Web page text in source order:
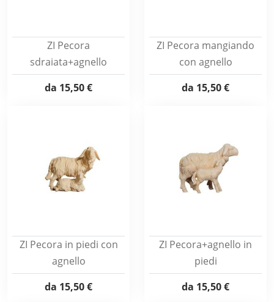
ZI Pecora
sdraiata+agnello
da 15,50 €
ZI Pecora mangiando
con agnello
da 15,50 €
ZI Pecora in piedi con
agnello
da 15,50 €
ZI Pecora+agnello in
piedi
da 15,50 €